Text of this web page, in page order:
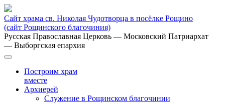
Сайт храма св. Николая Чудотворца в посёлке Рощино
(сайт Рощинского благочиния)
Русская Православная Церковь — Московский Патриархат
— Выборгская епархия
Построим храм
вместе
Архиерей
Служение в Рощинском благочинии